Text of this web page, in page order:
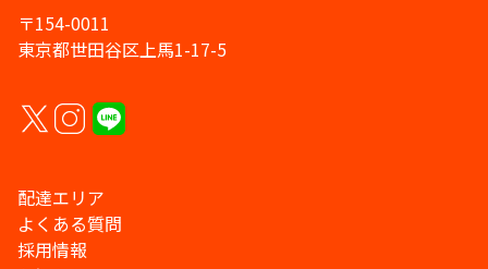
〒154-0011
東京都世田谷区上馬1-17-5
配達エリア
よくある質問
採用情報